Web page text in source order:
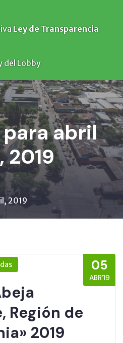
Ley de Transparencia
del Lobby
abril
2019
2019
05
ABR’19
Región de
2019